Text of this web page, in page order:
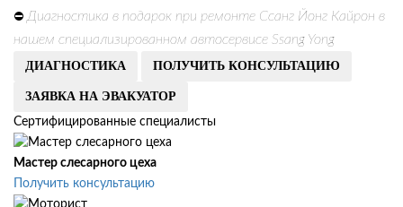
⛔ Диагностика в подарок при ремонте Ссанг Йонг Кайрон в
нашем специализированном автосервисе Ssang Yong
ДИАГНОСТИКА ПОЛУЧИТЬ КОНСУЛЬТАЦИЮ
ЗАЯВКА НА ЭВАКУАТОР
Сертифицированные специалисты
Мастер слесарного цеха
Получить консультацию